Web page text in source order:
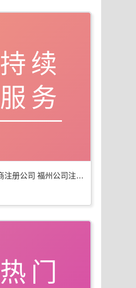
持续
服务
高效工商注册公司 福州公司注册服务全
热门